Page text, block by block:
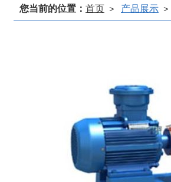
您当前的位置： 首页 > 产品展示 >